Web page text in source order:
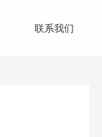
联系我们